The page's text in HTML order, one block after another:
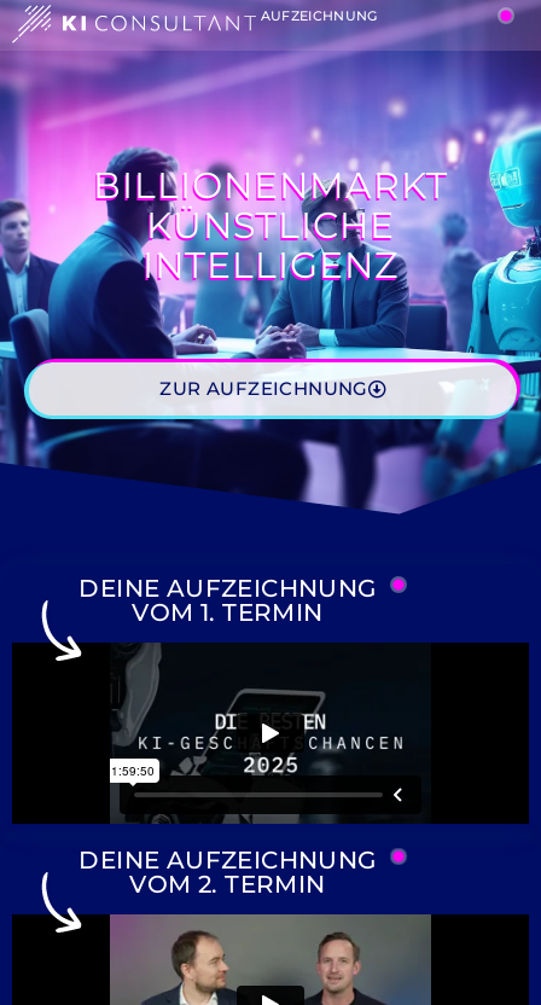
AUFZEICHNUNG
BILLIONENMARKT
KÜNSTLICHE
INTELLIGENZ
ZUR AUFZEICHNUNG
DEINE AUFZEICHNUNG
VOM 1. TERMIN
DEINE AUFZEICHNUNG
VOM 2. TERMIN